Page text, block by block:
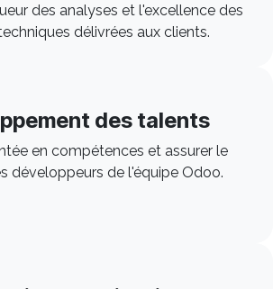
des analyses et l'excellence des
délivrées aux clients.
des talents
en compétences et assurer le
développeurs de l'équipe Odoo.